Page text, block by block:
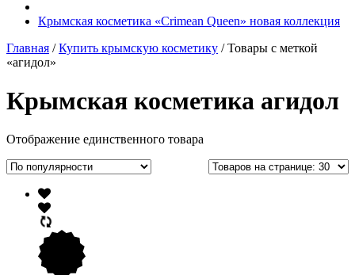
Крымская косметика «Crimean Queen» новая коллекция
Главная /Купить крымскую косметику / Товары с меткой
«агидол»
Крымская косметика агидол
Отображение единственного товара